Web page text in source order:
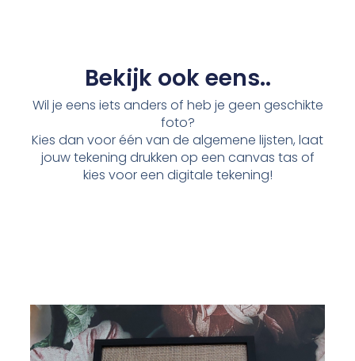
Bekijk ook eens..
Wil je eens iets anders of heb je geen geschikte
foto?
Kies dan voor één van de algemene lijsten, laat
jouw tekening drukken op een canvas tas of
kies voor een digitale tekening!